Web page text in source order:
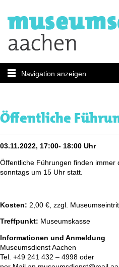
Navigation anzeigen
Öffentliche
03.11.2022, 17:00- 18:00 Uhr
Öffentliche Führungen finden immer
sonntags um 15 Uhr statt.
Kosten: 2,00 €, zzgl.
Treffpunkt: Museumskasse
Informationen und Anmeldung
Museumsdienst Aachen
Tel. +49 241 432 – 4998 oder